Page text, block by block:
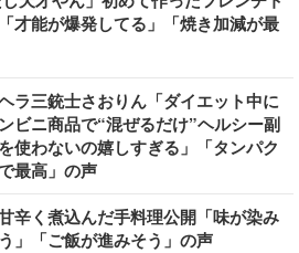
才能が爆発してる」「焼き加減が最
ラ三銃士さおりん「ダイエット中に
ビニ商品で“混ぜるだけ”ヘルシー副
使わないの嬉しすぎる」「タンパク
最高」の声
辛く煮込んだ手料理公開「味が染み
」「ご飯が進みそう」の声